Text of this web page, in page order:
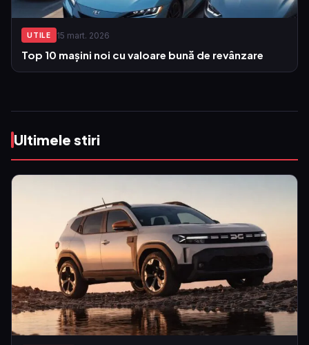
UTILE 15 mart. 2026
Top 10 mașini noi cu valoare bună de revânzare
Ultimele stiri